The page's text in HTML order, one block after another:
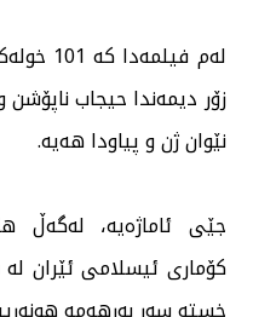
لەم
زۆر دیمەندا حیجاب
نێوان ژن و پیاودا هەیە.
جێی ئاماژەیە، لەگەڵ